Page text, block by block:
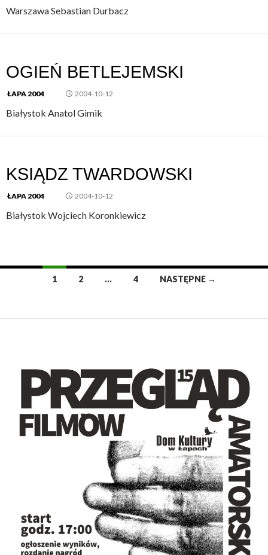
Warszawa Sebastian Durbacz
OGIEŃ BETLEJEMSKI
ŁAPA 2004 2004-10-12
Białystok Anatol Gimik
KSIĄDZ TWARDOWSKI
ŁAPA 2004 2004-10-12
Białystok Wojciech Koronkiewicz
Nawigacja
wpisach
1 2 … 4 NASTĘPNE →